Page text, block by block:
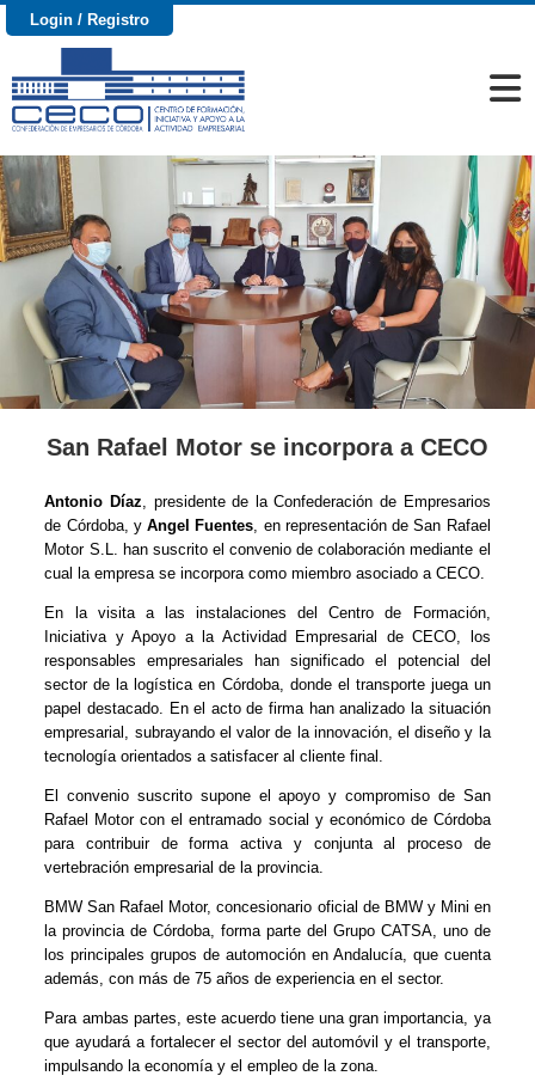
Login / Registro
San Rafael Motor se incorpora a CECO
Antonio Díaz , presidente de la Confederación de Empresarios
de Córdoba, yAngel Fuentes , en representación de San Rafael
Motor S.L. han suscrito el convenio de colaboración mediante el
cual la empresa se incorpora como miembro asociado a CECO.
En la visita a las instalaciones del Centro de Formación,
Iniciativa y Apoyo a la Actividad Empresarial de CECO, los
responsables empresariales han significado el potencial del
sector de la logística en Córdoba, donde el transporte juega un
papel destacado. En el acto de firma han analizado la situación
empresarial, subrayando el valor de la innovación, el diseño y la
tecnología orientados a satisfacer al cliente final.
El convenio suscrito supone el apoyo y compromiso de San
Rafael Motor con el entramado social y económico de Córdoba
para contribuir de forma activa y conjunta al proceso de
vertebración empresarial de la provincia.
BMW San Rafael Motor, concesionario oficial de BMW y Mini en
la provincia de Córdoba, forma parte del Grupo CATSA, uno de
los principales grupos de automoción en Andalucía, que cuenta
además, con más de 75 años de experiencia en el sector.
Para ambas partes, este acuerdo tiene una gran importancia, ya
que ayudará a fortalecer el sector del automóvil y el transporte,
impulsando la economía y el empleo de la zona.